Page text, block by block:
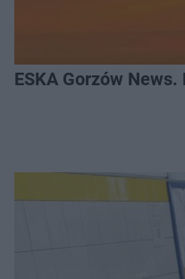
ESKA Gorzów